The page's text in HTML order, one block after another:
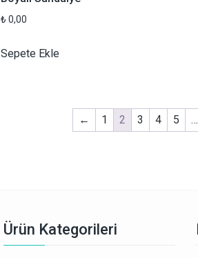
₺ 0,00
Sepete Ekle
← 1 2 3 4 5 …
Ürün Kategorileri